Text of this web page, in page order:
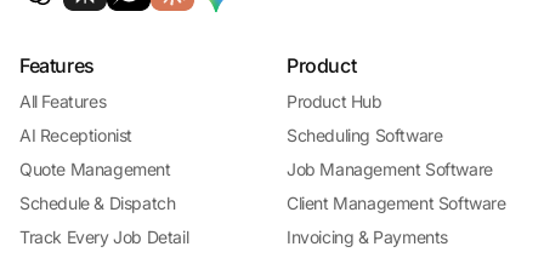
Features
All Features
AI Receptionist
Quote Management
Schedule & Dispatch
Track Every Job Detail
Product
Product Hub
Scheduling Software
Job Management Software
Client Management Software
Invoicing & Payments